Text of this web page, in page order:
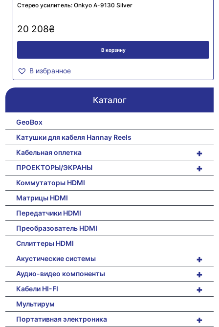
Стерео усилитель: Onkyo A-9130 Silver
20 208₴
В корзину
В избранное
Каталог
GeoBox
Катушки для кабеля Hannay Reels
+
Кабельная оплетка
+
ПРОЕКТОРЫ/ЭКРАНЫ
Коммутаторы HDMI
Матрицы HDMI
Передатчики HDMI
Преобразователь HDMI
Сплиттеры HDMI
+
Акустические системы
+
Аудио-видео компоненты
+
Кабели HI-FI
Мультирум
+
Портативная электроника